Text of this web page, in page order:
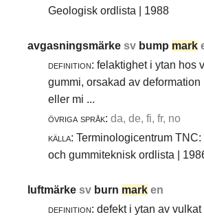
Geologisk ordlista | 1988
avgasningsmärkesv bump mark
definition: felaktighet i ytan hos
gummi, orsakad av deformation
eller mi ...
övriga språk: da, de, fi, fr, no
källa: Terminologicentrum TNC:
och gummiteknisk ordlista |
luftmärkesv burn mark en
definition: defekt i ytan av vulkat